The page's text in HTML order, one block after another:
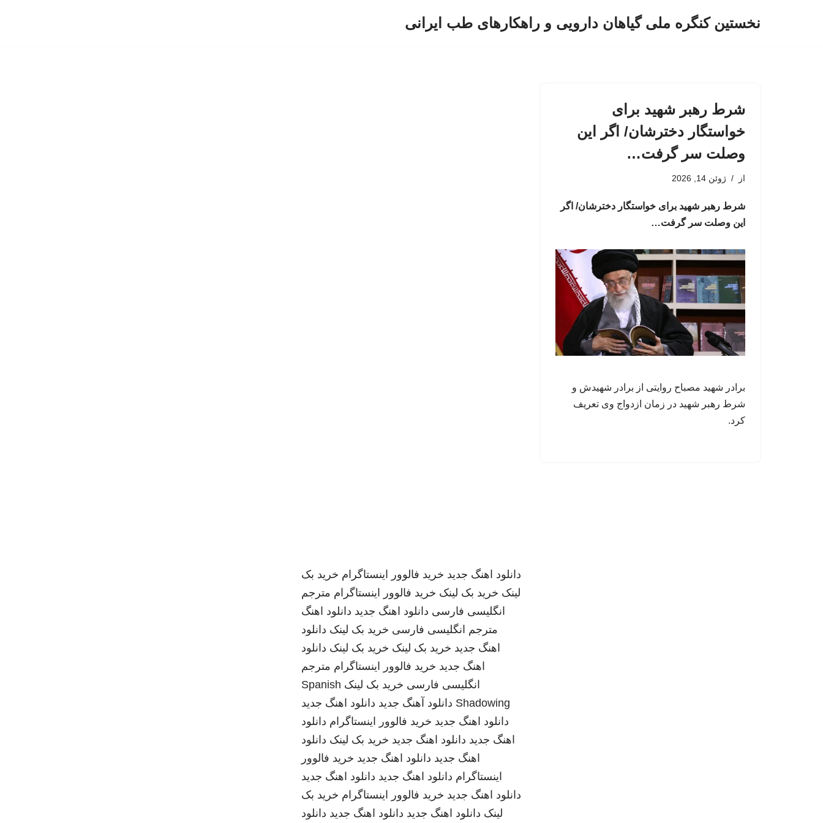
نخستین کنگره ملی گیاهان دارویی و راهکارهای طب ایرانی
شرط رهبر شهید برای
خواستگار دخترشان/ اگر این
وصلت سر گرفت…
از ژوئن 14, 2026
شرط رهبر شهید برای خواستگار دخترشان/ اگر
این وصلت سر گرفت…
برادر شهید مصباح روایتی از برادر شهیدش و
شرط رهبر شهید در زمان ازدواج وی تعریف
کرد.
دانلود اهنگ جدید خرید فالوور اینستاگرام خرید بک
لینک خرید بک لینک خرید فالوور اینستاگرام مترجم
انگلیسی فارسی دانلود اهنگ جدید دانلود اهنگ
مترجم انگلیسی فارسی خرید بک لینک دانلود
اهنگ جدید خرید بک لینک خرید بک لینک دانلود
اهنگ جدید خرید فالوور اینستاگرام مترجم
انگلیسی فارسی خرید بک لینک Spanish
Shadowing دانلود آهنگ جدید دانلود اهنگ جدید
دانلود اهنگ جدید خرید فالوور اینستاگرام دانلود
اهنگ جدید دانلود اهنگ جدید خرید بک لینک دانلود
اهنگ جدید دانلود اهنگ جدید خرید فالوور
اینستاگرام دانلود اهنگ جدید دانلود اهنگ جدید
دانلود اهنگ جدید خرید فالوور اینستاگرام خرید بک
لینک دانلود اهنگ جدید دانلود اهنگ جدید دانلود